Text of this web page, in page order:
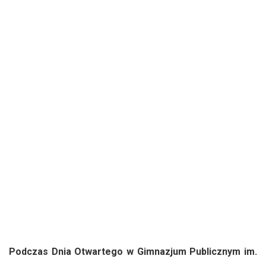
Podczas Dnia Otwartego w Gimnazjum Publicznym im.